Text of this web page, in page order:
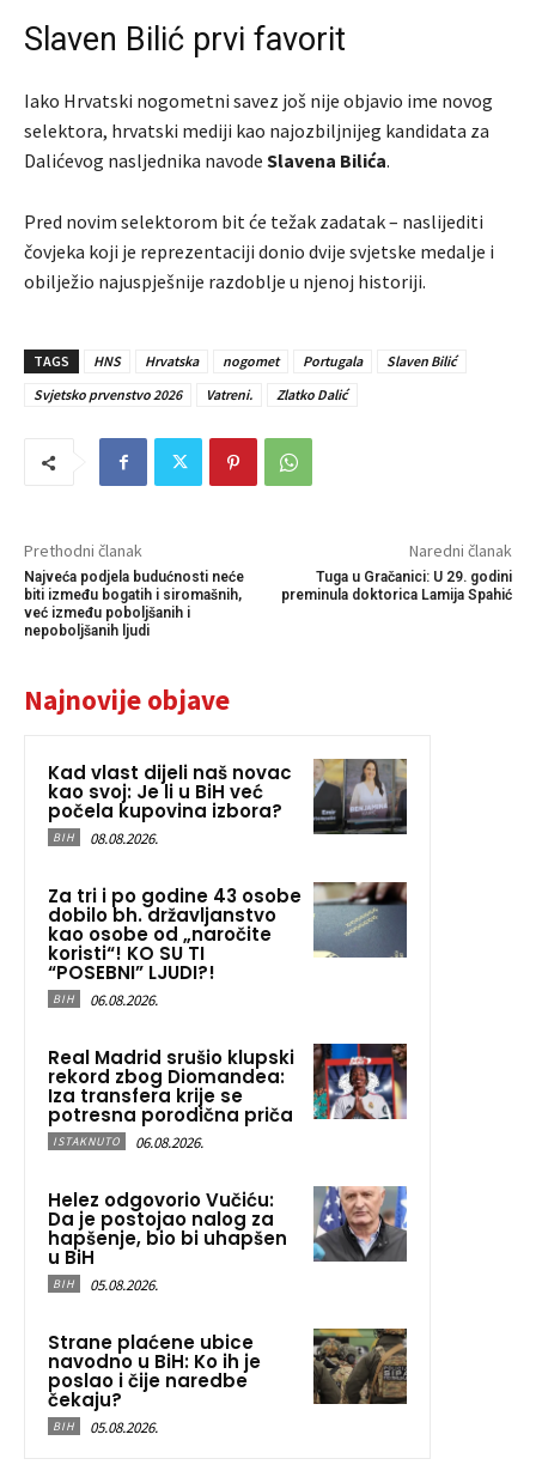
Slaven Bilić prvi favorit
Iako Hrvatski nogometni savez još nije objavio ime novog
selektora, hrvatski mediji kao najozbiljnijeg kandidata za
Dalićevog nasljednika navode Slavena Bilića.
Pred novim selektorom bit će težak zadatak – naslijediti
čovjeka koji je reprezentaciji donio dvije svjetske medalje i
obilježio najuspješnije razdoblje u njenoj historiji.
TAGS HNS Hrvatska nogomet Portugala
Slaven Bilić
Svjetsko prvenstvo 2026
Vatreni. Zlatko Dalić
Prethodni članak
Najveća podjela budućnosti neće
biti između bogatih i siromašnih,
već između poboljšanih i
nepoboljšanih ljudi
Naredni članak
Tuga u Gračanici: U 29. godini
preminula doktorica Lamija Spahić
Najnovije objave
Kad vlast dijeli naš novac
kao svoj: Je li u BiH već
počela kupovina izbora?
BIH 08.08.2026.
Za tri i po godine 43 osobe
dobilo bh. državljanstvo
kao osobe od „naročite
koristi“! KO SU TI
“POSEBNI” LJUDI?!
BIH 06.08.2026.
Real Madrid srušio klupski
rekord zbog Diomandea:
Iza transfera krije se
potresna porodična priča
ISTAKNUTO 06.08.2026.
Helez odgovorio Vučiću:
Da je postojao nalog za
hapšenje, bio bi uhapšen
u BiH
BIH 05.08.2026.
Strane plaćene ubice
navodno u BiH: Ko ih je
poslao i čije naredbe
čekaju?
BIH 05.08.2026.